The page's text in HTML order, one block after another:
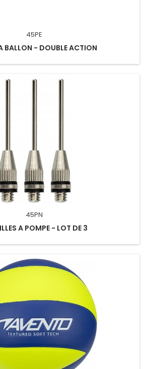
45PE
BALLON - DOUBLE ACTION
45PN
A POMPE - LOT DE 3